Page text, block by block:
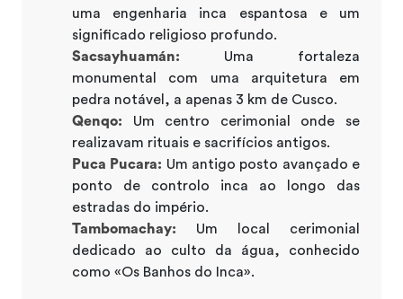
uma engenharia inca espantosa e um
significado religioso profundo.
Sacsayhuamán: Uma fortaleza
monumental com uma arquitetura em
pedra notável, a apenas 3 km de Cusco.
Qenqo: Um centro cerimonial onde se
realizavam rituais e sacrifícios antigos.
Puca Pucara: Um antigo posto avançado e
ponto de controlo inca ao longo das
estradas do império.
Tambomachay: Um local cerimonial
dedicado ao culto da água, conhecido
como «Os Banhos do Inca».